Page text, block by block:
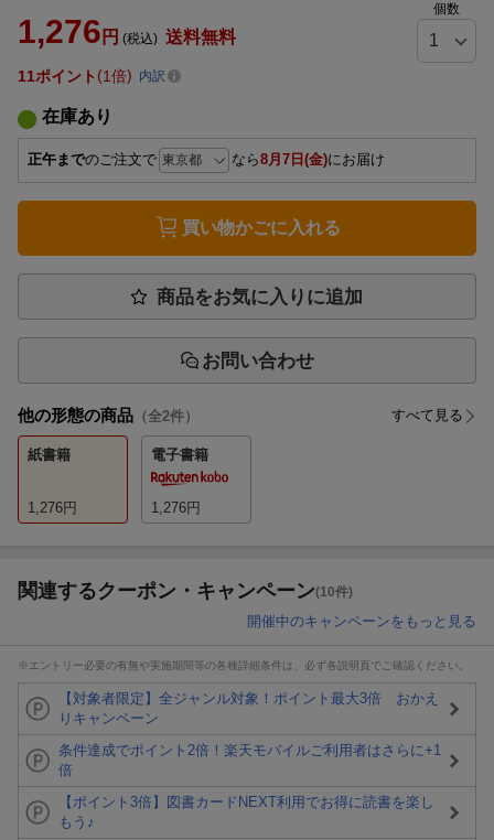
1,276 円 (税込) 送料無料
個数
11ポイント 1倍 内訳
在庫あり
正午までのご注文で なら8月7日(金)にお届け
買い物かごに入れる
商品をお気に入りに追加
お問い合わせ
他の形態の商品 （全2件） すべて見る
紙書籍
1,276円
電子書籍
1,276円
関連するクーポン・キャンペーン(10件)
開催中のキャンペーンをもっと見る
※エントリー必要の有無や実施期間等の各種詳細条件は、必ず各説明頁でご確認ください。
【対象者限定】全ジャンル対象！ポイント最大3倍 おかえ
りキャンペーン
条件達成でポイント2倍！楽天モバイルご利用者はさらに+1
倍
【ポイント3倍】図書カードNEXT利用でお得に読書を楽し
もう♪